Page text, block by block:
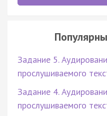
Задание 5.
прослушиваемого
Задание 4.
прослушиваемого